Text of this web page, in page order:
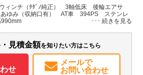
W:2,490
H:3,420
無
ウィンドウ
ンチ（ﾀﾀﾞﾉ純正） 3軸低床 後輪エアサ
あゆみ（収納口有） AT車 394PS ステンレ
見積金額を知りたい方はこちら
せ
メールで
お問い合わせ